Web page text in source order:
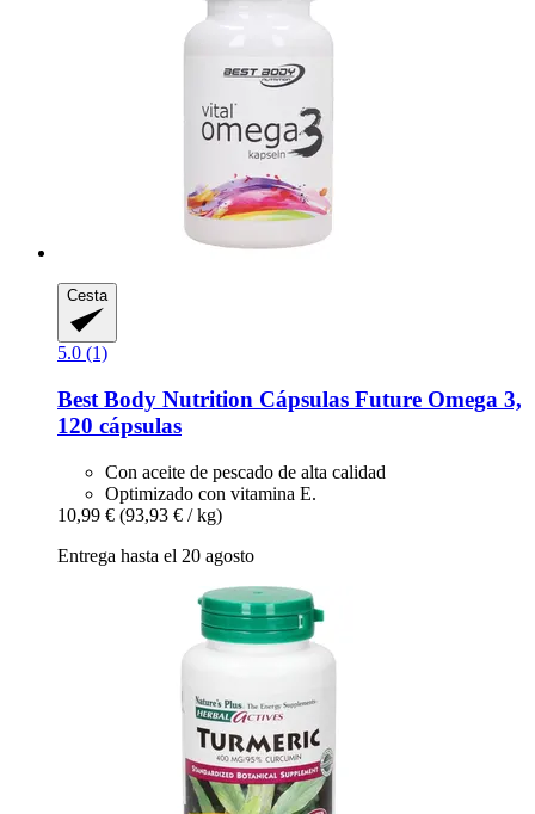
Cesta
5.0 (1)
Best Body Nutrition Cápsulas Future Omega 3,
120 cápsulas
Con aceite de pescado de alta calidad
Optimizado con vitamina E.
10,99 € (93,93 € / kg)
Entrega hasta el 20 agosto